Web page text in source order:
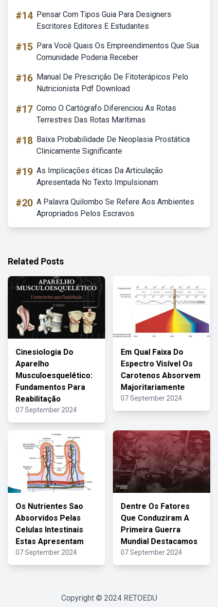
#14 Pensar Com Tipos Guia Para Designers
Escritores Editores E Estudantes
#15 Para Você Quais Os Empreendimentos Que Sua
Comunidade Poderia Receber
#16 Manual De Prescrição De Fitoterápicos Pelo
Nutricionista Pdf Download
#17 Como O Cartógrafo Diferenciou As Rotas
Terrestres Das Rotas Marítimas
#18 Baixa Probabilidade De Neoplasia Prostática
Clinicamente Significante
#19 As Implicações éticas Da Articulação
Apresentada No Texto Impulsionam
#20 A Palavra Quilombo Se Refere Aos Ambientes
Apropriados Pelos Escravos
Related Posts
Cinesiologia Do
Aparelho
Musculoesquelético:
Fundamentos Para
Reabilitação
07 September 2024
Em Qual Faixa Do
Espectro Visível Os
Carotenos Absorvem
Majoritariamente
07 September 2024
Os Nutrientes Sao
Absorvidos Pelas
Celulas Intestinais
Estas Apresentam
07 September 2024
Dentre Os Fatores
Que Conduziram A
Primeira Guerra
Mundial Destacamos
07 September 2024
Copyright © 2024 RETOEDU